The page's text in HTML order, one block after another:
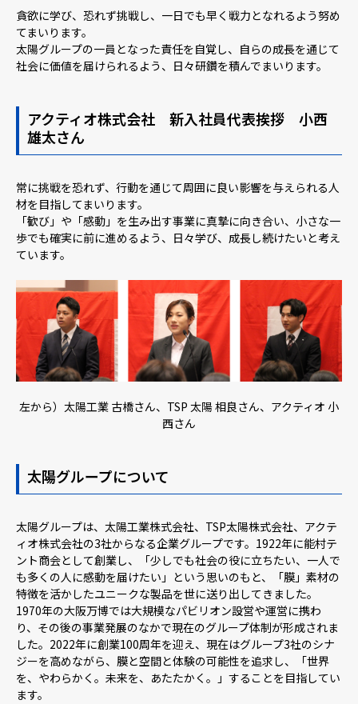
貪欲に学び、恐れず挑戦し、一日でも早く戦力となれるよう努め
てまいります。
太陽グループの一員となった責任を自覚し、自らの成長を通じて
社会に価値を届けられるよう、日々研鑽を積んでまいります。
アクティオ株式会社 新入社員代表挨拶 小西
雄太さん
常に挑戦を恐れず、行動を通じて周囲に良い影響を与えられる人
材を目指してまいります。
「歓び」や「感動」を生み出す事業に真摯に向き合い、小さな一
歩でも確実に前に進めるよう、日々学び、成長し続けたいと考え
ています。
左から）太陽工業 古橋さん、TSP 太陽 相良さん、アクティオ 小
西さん
太陽グループについて
太陽グループは、太陽工業株式会社、TSP太陽株式会社、アクテ
ィオ株式会社の3社からなる企業グループです。1922年に能村テ
ント商会として創業し、「少しでも社会の役に立ちたい、一人で
も多くの人に感動を届けたい」という思いのもと、「膜」素材の
特徴を活かしたユニークな製品を世に送り出してきました。
1970年の大阪万博では大規模なパビリオン設営や運営に携わ
り、その後の事業発展のなかで現在のグループ体制が形成されま
した。2022年に創業100周年を迎え、現在はグループ3社のシナ
ジーを高めながら、膜と空間と体験の可能性を追求し、「世界
を、やわらかく。未来を、あたたかく。」することを目指してい
ます。